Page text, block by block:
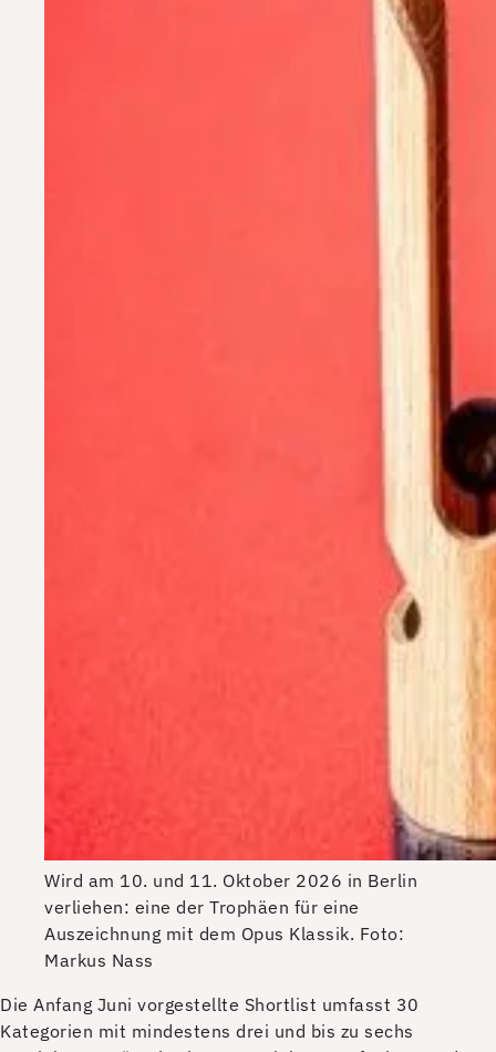
Wird am 10. und 11. Oktober 2026 in Berlin
verliehen: eine der Trophäen für eine
Auszeichnung mit dem Opus Klassik. Foto:
Markus Nass
Die Anfang Juni vorgestellte Shortlist umfasst 30
Kategorien mit mindestens drei und bis zu sechs